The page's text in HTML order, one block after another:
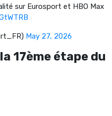
sur Eurosport et HBO Max
May 27, 2026
17ème étape du